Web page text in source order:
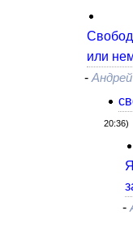
или
-
20:36)
-